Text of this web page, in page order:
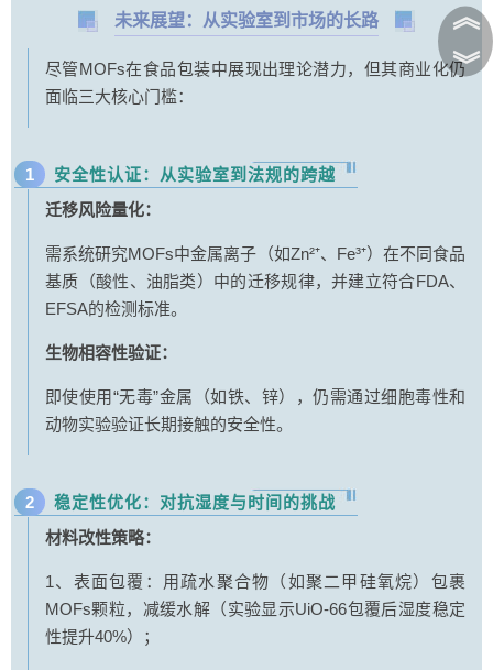
未来展望：从实验室到市场的长路
尽管MOFs在食品包装中展现出理论潜力，但其商业化仍
面临三大核心门槛：
1
安全性认证：从实验室到法规的跨越
迁移风险量化：
需系统研究MOFs中金属离子（如Zn²⁺、Fe³⁺）在不同食品
基质（酸性、油脂类）中的迁移规律，并建立符合FDA、
EFSA的检测标准。
生物相容性验证：
即使使用“无毒”金属（如铁、锌），仍需通过细胞毒性和
动物实验验证长期接触的安全性。
2
稳定性优化：对抗湿度与时间的挑战
材料改性策略：
1、表面包覆：用疏水聚合物（如聚二甲硅氧烷）包裹
MOFs颗粒，减缓水解（实验显示UiO-66包覆后湿度稳定
性提升40%）；
︽
︾